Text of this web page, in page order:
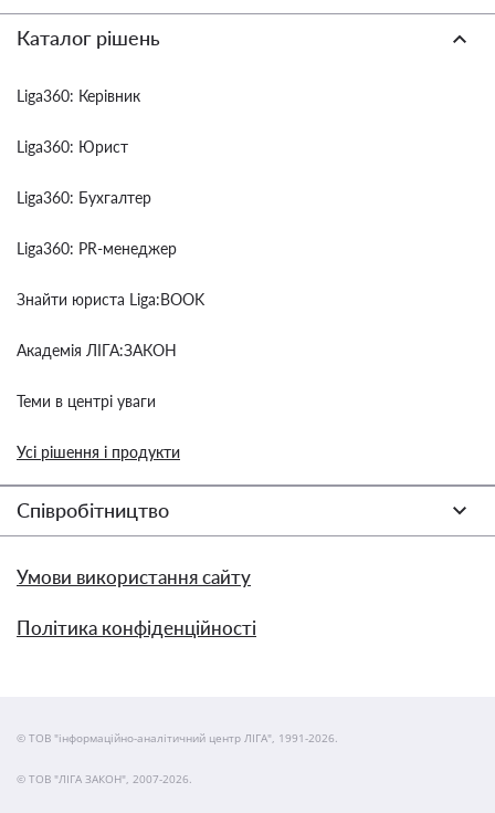
Каталог рішень
Liga360: Керівник
Liga360: Юрист
Liga360: Бухгалтер
Liga360: PR-менеджер
Знайти юриста Liga:BOOK
Академія ЛІГА:ЗАКОН
Теми в центрі уваги
Усі рішення і продукти
Співробітництво
Умови використання сайту
Політика конфіденційності
© ТОВ "інформаційно-аналітичний центр ЛІГА", 1991-2026.
© ТОВ "ЛІГА ЗАКОН", 2007-2026.